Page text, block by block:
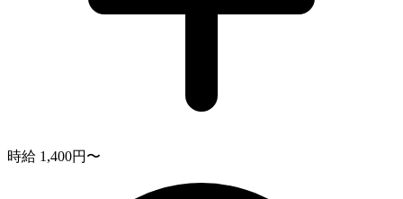
時給 1,400円〜